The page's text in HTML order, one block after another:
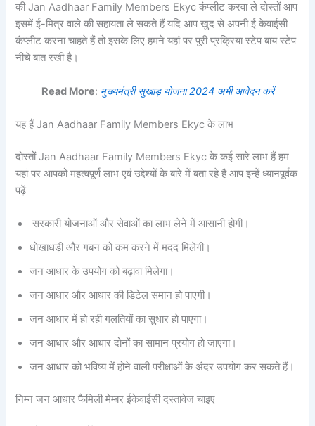
की Jan Aadhaar Family Members Ekyc कंप्लीट करवा ले दोस्तों आप
इसमें ई-मित्र वाले की सहायता ले सकते हैं यदि आप खुद से अपनी ई केवाईसी
कंप्लीट करना चाहते हैं तो इसके लिए हमने यहां पर पूरी प्रक्रिया स्टेप बाय स्टेप
नीचे बात रखी है।
Read More: मुख्यमंत्री सुखाड़ योजना 2024 अभी आवेदन करें
यह हैं Jan Aadhaar Family Members Ekyc के लाभ
दोस्तों Jan Aadhaar Family Members Ekyc के कई सारे लाभ हैं हम
यहां पर आपको महत्वपूर्ण लाभ एवं उद्देश्यों के बारे में बता रहे हैं आप इन्हें ध्यानपूर्वक
पढ़ें
सरकारी योजनाओं और सेवाओं का लाभ लेने में आसानी होगी।
धोखाधड़ी और गबन को कम करने में मदद मिलेगी।
जन आधार के उपयोग को बढ़ावा मिलेगा।
जन आधार और आधार की डिटेल समान हो पाएगी।
जन आधार में हो रही गलतियों का सुधार हो पाएगा।
जन आधार और आधार दोनों का सामान प्रयोग हो जाएगा।
जन आधार को भविष्य में होने वाली परीक्षाओं के अंदर उपयोग कर सकते हैं।
निम्न जन आधार फैमिली मेम्बर ईकेवाईसी दस्तावेज चाइए